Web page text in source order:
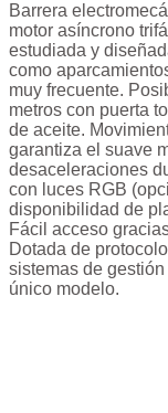
Barrera
motor asíncrono
estudiada y
como
muy frecuente.
metros con puerta
de aceite.
garantiza el suave
desaceleraciones
con luces RGB
disponibilidad de
Fácil acceso
Dotada de
sistemas de
único modelo.